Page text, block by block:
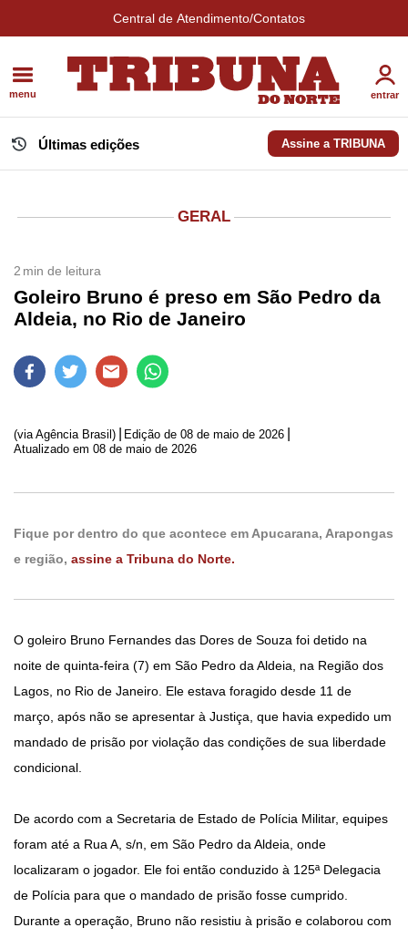
Central de Atendimento/Contatos
menu entrar
Últimas edições Assine a TRIBUNA
GERAL
2 min de leitura
Goleiro Bruno é preso em São Pedro da
Aldeia, no Rio de Janeiro
(via Agência Brasil) Edição de 08 de maio de 2026
Atualizado em 08 de maio de 2026
Fique por dentro do que acontece em Apucarana, Arapongas
e região, assine a Tribuna do Norte.
O goleiro Bruno Fernandes das Dores de Souza foi detido na
noite de quinta-feira (7) em São Pedro da Aldeia, na Região dos
Lagos, no Rio de Janeiro. Ele estava foragido desde 11 de
março, após não se apresentar à Justiça, que havia expedido um
mandado de prisão por violação das condições de sua liberdade
condicional.
De acordo com a Secretaria de Estado de Polícia Militar, equipes
foram até a Rua A, s/n, em São Pedro da Aldeia, onde
localizaram o jogador. Ele foi então conduzido à 125ª Delegacia
de Polícia para que o mandado de prisão fosse cumprido.
Durante a operação, Bruno não resistiu à prisão e colaborou com